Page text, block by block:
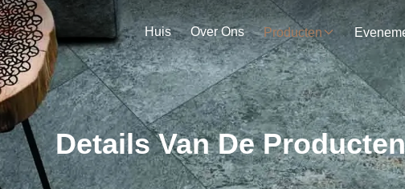
Huis Over Ons Producten
Details Van De Producten